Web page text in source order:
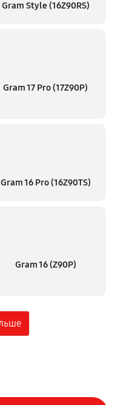
Gram Style (16Z90RS)
Gram 17 Pro (17Z90P)
Gram 16 Pro (16Z90TS)
Gram 16 (Z90P)